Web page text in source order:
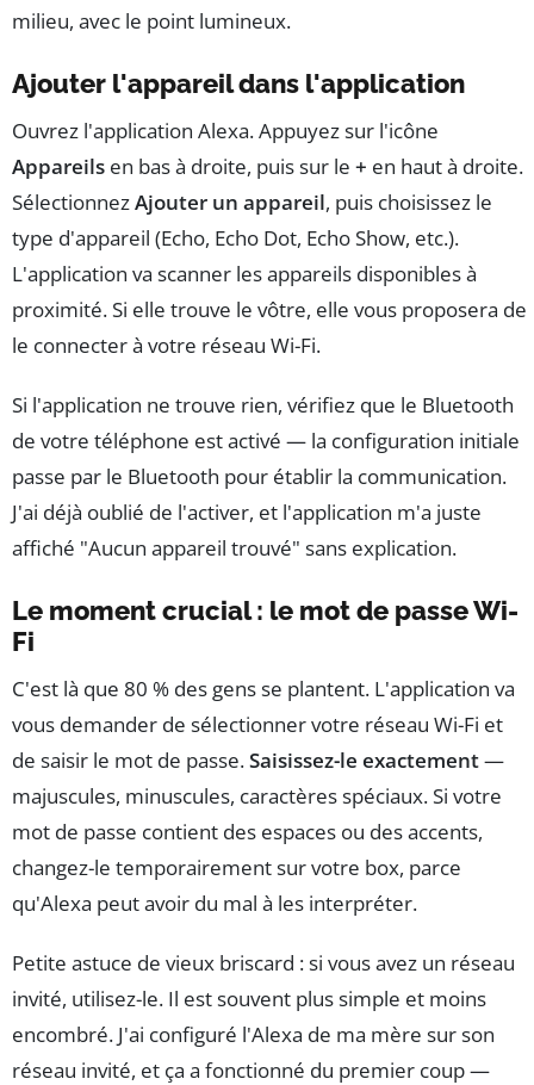
milieu, avec le point lumineux.
Ajouter l'appareil dans l'application
Ouvrez l'application Alexa. Appuyez sur l'icône
Appareils en bas à droite, puis sur le + en haut à droite.
SélectionnezAjouter un appareil, puis choisissez le
type d'appareil (Echo, Echo Dot, Echo Show, etc.).
L'application va scanner les appareils disponibles à
proximité. Si elle trouve le vôtre, elle vous proposera de
le connecter à votre réseau Wi-Fi.
Si l'application ne trouve rien, vérifiez que le Bluetooth
de votre téléphone est activé — la configuration initiale
passe par le Bluetooth pour établir la communication.
J'ai déjà oublié de l'activer, et l'application m'a juste
affiché "Aucun appareil trouvé" sans explication.
Le moment crucial : le mot de passe Wi-
Fi
C'est là que 80 % des gens se plantent. L'application va
vous demander de sélectionner votre réseau Wi-Fi et
de saisir le mot de passe.Saisissez-le exactement—
majuscules, minuscules, caractères spéciaux. Si votre
mot de passe contient des espaces ou des accents,
changez-le temporairement sur votre box, parce
qu'Alexa peut avoir du mal à les interpréter.
Petite astuce de vieux briscard : si vous avez un réseau
invité, utilisez-le. Il est souvent plus simple et moins
encombré. J'ai configuré l'Alexa de ma mère sur son
réseau invité, et ça a fonctionné du premier coup —